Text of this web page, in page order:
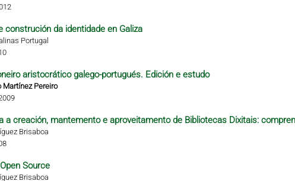
construción da identidade en Galiza
Portugal
aristocrático galego-portugués. Edición e estudo
Martínez Pereiro
a creación, mantemento e aproveitamento de Bibliotecas Dixitais:
Brisaboa
Source
Brisaboa